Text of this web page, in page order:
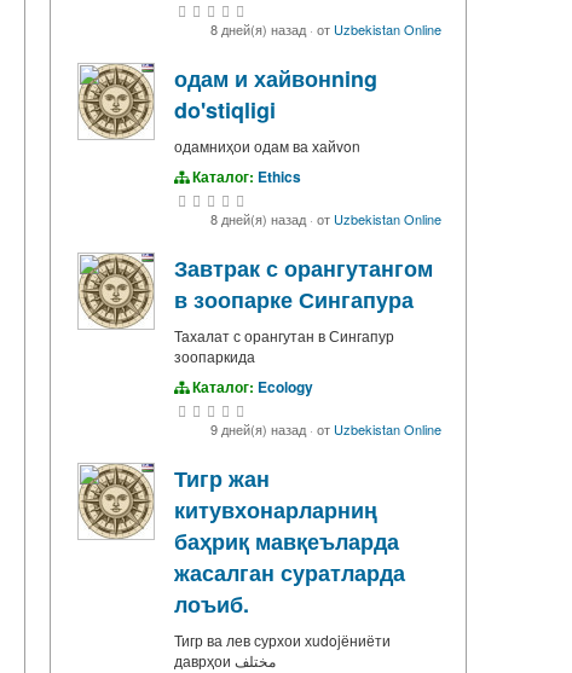
8 дней(я) назад· от Uzbekistan Online
одам и хайвонning
do'stiqligi
одамниҳои одам ва хайvon
Каталог: Ethics
8 дней(я) назад· от Uzbekistan Online
Завтрак с орангутангом
в зоопарке Сингапура
Тахалат с орангутан в Сингапур
зоопаркида
Каталог: Ecology
9 дней(я) назад· от Uzbekistan Online
Тигр жан
китувхонарларниң
баҳриқ мавқеъларда
жасалган суратларда
лоъиб.
Тигр ва лев сурхои хudojёниёти
даврҳои مختلف